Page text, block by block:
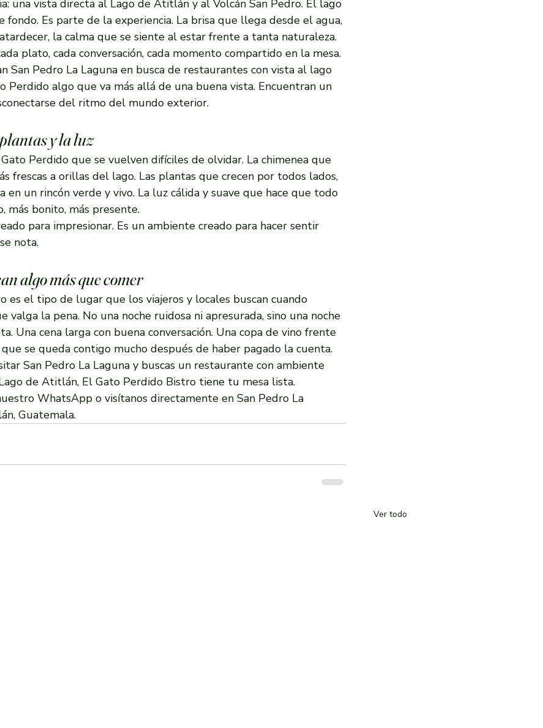
una vista directa al Lago de Atitlán y al Volcán San Pedro. El lago
fondo. Es parte de la experiencia. La brisa que llega desde el agua,
la calma que se siente al estar frente a tanta naturaleza.
plato, cada conversación, cada momento compartido en la mesa.
San Pedro La Laguna en busca de restaurantes con vista al lago
Perdido algo que va más allá de una buena vista. Encuentran un
del ritmo del mundo exterior.
y la luz
Perdido que se vuelven difíciles de olvidar. La chimenea que
frescas a orillas del lago. Las plantas que crecen por todos lados,
en un rincón verde y vivo. La luz cálida y suave que hace que todo
más bonito, más presente.
para impresionar. Es un ambiente creado para hacer sentir
nota.
algo más que comer
es el tipo de lugar que los viajeros y locales buscan cuando
valga la pena. No una noche ruidosa ni apresurada, sino una noche
Una cena larga con buena conversación. Una copa de vino frente
se queda contigo mucho después de haber pagado la cuenta.
San Pedro La Laguna y buscas un restaurante con ambiente
de Atitlán, El Gato Perdido Bistro tiene tu mesa lista.
WhatsApp o visítanos directamente en San Pedro La
Guatemala.
Ver todo